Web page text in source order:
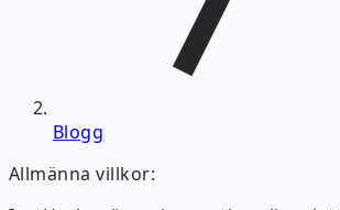
Blogg
Allmänna villkor: